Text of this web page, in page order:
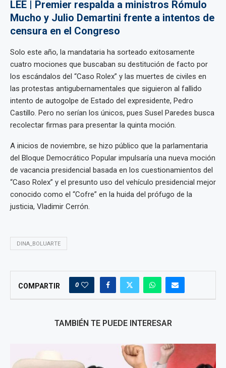
LEE | Premier respalda a ministros Rómulo
Mucho y Julio Demartini frente a intentos de
censura en el Congreso
Solo este año, la mandataria ha sorteado exitosamente
cuatro mociones que buscaban su destitución de facto por
los escándalos del “Caso Rolex” y las muertes de civiles en
las protestas antigubernamentales que siguieron al fallido
intento de autogolpe de Estado del expresidente, Pedro
Castillo. Pero no serían los únicos, pues Susel Paredes busca
recolectar firmas para presentar la quinta moción.
A inicios de noviembre, se hizo público que la parlamentaria
del Bloque Democrático Popular impulsaría una nueva moción
de vacancia presidencial basada en los cuestionamientos del
“Caso Rolex” y el presunto uso del vehículo presidencial mejor
conocido como el “Cofre” en la huida del prófugo de la
justicia, Vladimir Cerrón.
DINA_BOLUARTE
COMPARTIR 0
TAMBIÉN TE PUEDE INTERESAR